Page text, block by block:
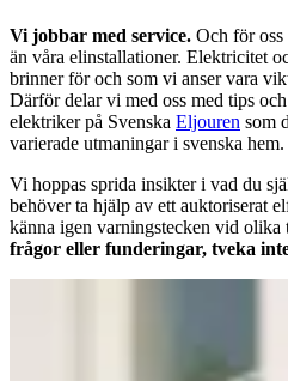
Vi jobbar med service. Och för oss
än våra elinstallationer. Elektricitet
brinner för och som vi anser vara
Därför delar vi med oss med tips
elektriker på Svenska Eljouren som
varierade utmaningar i svenska hem.
Vi hoppas sprida insikter i vad du
behöver ta hjälp av ett auktoriserat
känna igen varningstecken vid olika
frågor eller funderingar, tveka